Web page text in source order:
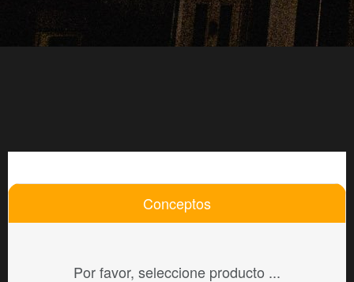
Conceptos
Por favor, seleccione producto ...